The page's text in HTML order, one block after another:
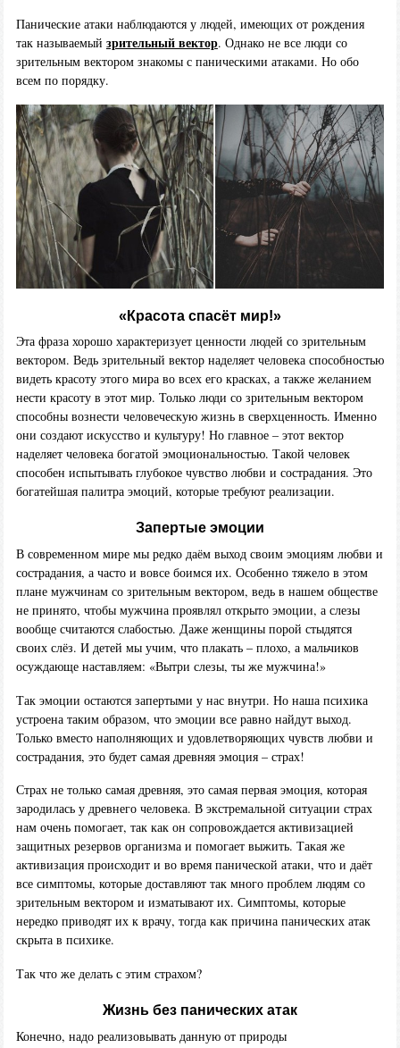
Панические атаки наблюдаются у людей, имеющих от рождения
так называемый зрительный вектор. Однако не все люди со
зрительным вектором знакомы с паническими атаками. Но обо
всем по порядку.
«Красота спасёт мир!»
Эта фраза хорошо характеризует ценности людей со зрительным
вектором. Ведь зрительный вектор наделяет человека способностью
видеть красоту этого мира во всех его красках, а также желанием
нести красоту в этот мир. Только люди со зрительным вектором
способны вознести человеческую жизнь в сверхценность. Именно
они создают искусство и культуру! Но главное – этот вектор
наделяет человека богатой эмоциональностью. Такой человек
способен испытывать глубокое чувство любви и сострадания. Это
богатейшая палитра эмоций, которые требуют реализации.
Запертые эмоции
В современном мире мы редко даём выход своим эмоциям любви и
сострадания, а часто и вовсе боимся их. Особенно тяжело в этом
плане мужчинам со зрительным вектором, ведь в нашем обществе
не принято, чтобы мужчина проявлял открыто эмоции, а слезы
вообще считаются слабостью. Даже женщины порой стыдятся
своих слёз. И детей мы учим, что плакать – плохо, а мальчиков
осуждающе наставляем: «Вытри слезы, ты же мужчина!»
Так эмоции остаются запертыми у нас внутри. Но наша психика
устроена таким образом, что эмоции все равно найдут выход.
Только вместо наполняющих и удовлетворяющих чувств любви и
сострадания, это будет самая древняя эмоция – страх!
Страх не только самая древняя, это самая первая эмоция, которая
зародилась у древнего человека. В экстремальной ситуации страх
нам очень помогает, так как он сопровождается активизацией
защитных резервов организма и помогает выжить. Такая же
активизация происходит и во время панической атаки, что и даёт
все симптомы, которые доставляют так много проблем людям со
зрительным вектором и изматывают их. Симптомы, которые
нередко приводят их к врачу, тогда как причина панических атак
скрыта в психике.
Так что же делать с этим страхом?
Жизнь без панических атак
Конечно, надо реализовывать данную от природы